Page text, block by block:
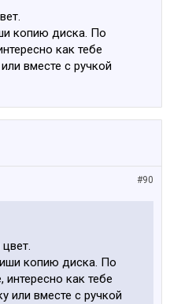
копию диска. По
как тебе
вместе с ручкой
#90
копию диска. По
как тебе
или вместе с ручкой